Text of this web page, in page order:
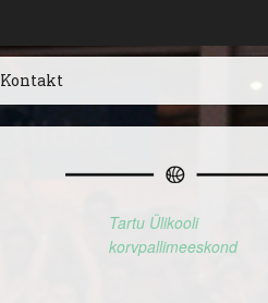
Kontakt
Tartu Ülikooli
korvpallimeeskond